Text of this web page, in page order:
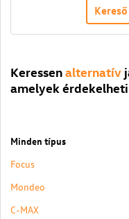
Keressenalternatív
amelyek
Minden típus
Focus
Mondeo
C-MAX